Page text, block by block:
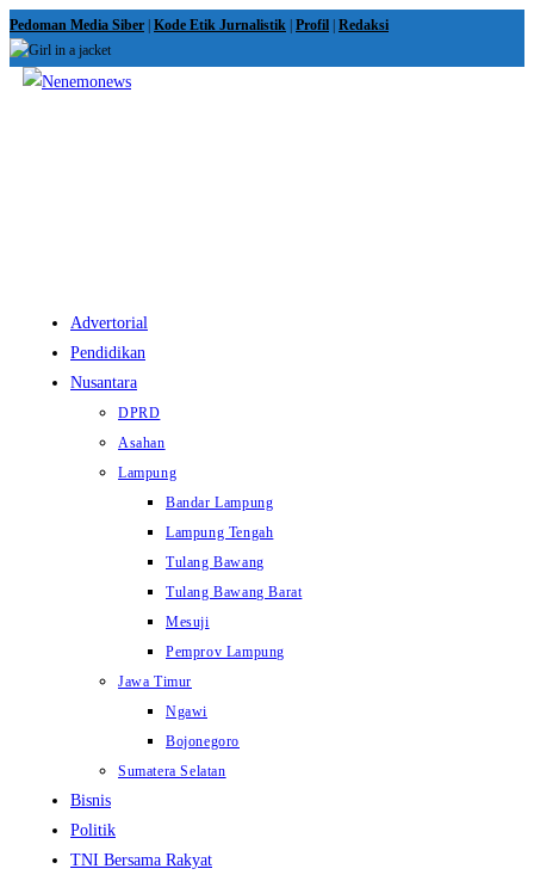
Skip
to
content
Pedoman Media Siber Kode Etik Jurnalistik Profil Redaksi
Advertorial
Pendidikan
Nusantara
DPRD
Asahan
Lampung
Bandar Lampung
Lampung Tengah
Tulang Bawang
Tulang Bawang Barat
Mesuji
Pemprov Lampung
Jawa Timur
Ngawi
Bojonegoro
Sumatera Selatan
Bisnis
Politik
TNI Bersama Rakyat